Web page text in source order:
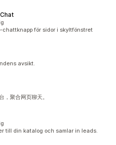
chattknapp för sidor i skyltfönstret
avsikt.
，聚合网页聊天。
till din katalog och samlar in leads.